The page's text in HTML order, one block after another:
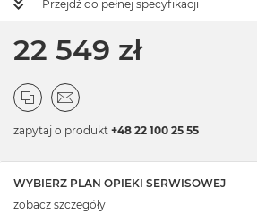
Przejdź do pełnej specyfikacji
22 549 zł
zapytaj o produkt +48 22 100 25 55
WYBIERZ PLAN OPIEKI SERWISOWEJ
zobacz szczegóły